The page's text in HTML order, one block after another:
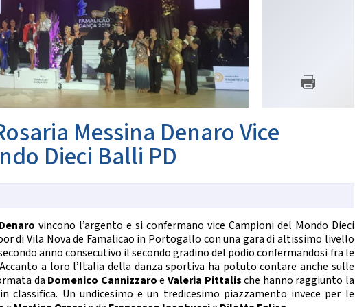
Danze Orientali
Flamenco
Tap Dance
Country Western
DANZE COREOGRAFICHE
Synchro Dance
Choreographic Dance
Show Freestyle
Show
DANZE REGIONALI
Liscio Tradizionale
Folk Romagnolo
Frusta Romagnola
SETTORE TECNICO FEDERALE
Regolamento
Struttura Regionale
Struttura Nazionale
SETTORE ARBITRALE
ALBO TECNICI/UFFICIALI DI GARA
News
Albo Ufficiali di Gara
SALUTE E ANTIDOPING
Messina Denaro Vice
Dieci Balli PD
vincono l’argento e si confermano vice Campioni del Mondo Dieci
di Vila Nova de Famalicao in Portogallo con una gara di altissimo livello
anno consecutivo il secondo gradino del podio confermandosi fra le
a loro l’Italia della danza sportiva ha potuto contare anche sulle
da Domenico Cannizzaroe Valeria Pittalische hanno raggiunto la
classifica. Un undicesimo e un tredicesimo piazzamento invece per le